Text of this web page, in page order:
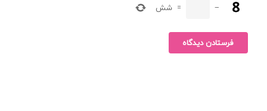
−
= شش
فرستادن دیدگاه